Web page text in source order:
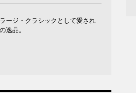
ージ・クラシックとして愛され
逸品。